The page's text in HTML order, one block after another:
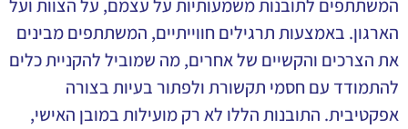
המשתתפים לתובנות משמעותיות על עצמם, על הצוות ועל
הארגון. באמצעות תרגילים חווייתיים, המשתתפים מבינים
את הצרכים והקשיים של אחרים, מה שמוביל להקניית כלים
להתמודד עם חסמי תקשורת ולפתור בעיות בצורה
אפקטיבית. התובנות הללו לא רק מועילות במובן האישי,